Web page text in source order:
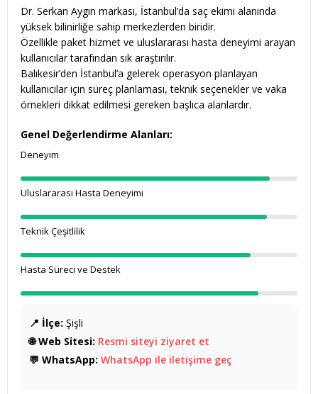
Dr. Serkan Aygın markası, İstanbul’da saç ekimi alanında
yüksek bilinirliğe sahip merkezlerden biridir.
Özellikle paket hizmet ve uluslararası hasta deneyimi arayan
kullanıcılar tarafından sık araştırılır.
Balıkesir’den İstanbul’a gelerek operasyon planlayan
kullanıcılar için süreç planlaması, teknik seçenekler ve vaka
örnekleri dikkat edilmesi gereken başlıca alanlardır.
Genel Değerlendirme Alanları:
Deneyim
Uluslararası Hasta Deneyimi
Teknik Çeşitlilik
Hasta Süreci ve Destek
📍 İlçe: Şişli
🌐 Web Sitesi: Resmi siteyi ziyaret et
💬 WhatsApp: WhatsApp ile iletişime geç